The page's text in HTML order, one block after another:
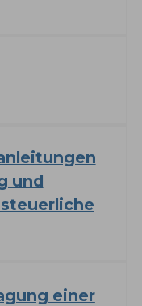
und
einer